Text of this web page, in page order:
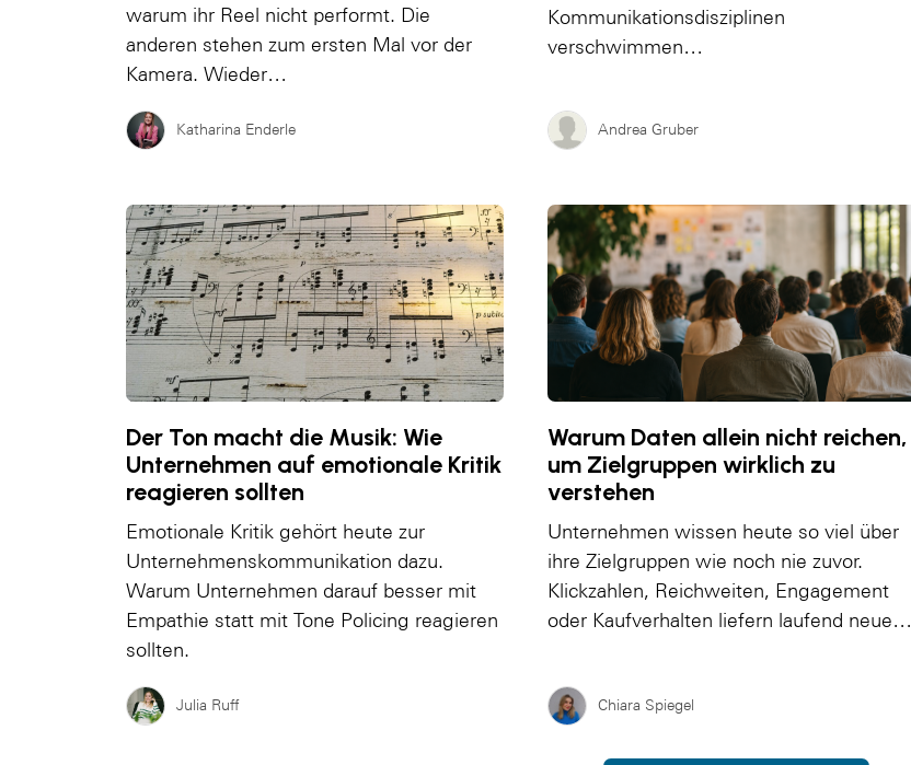
warum ihr Reel nicht performt. Die
anderen stehen zum ersten Mal vor der
Kamera. Wieder…
Katharina Enderle
Kommunikationsdisziplinen
verschwimmen…
Andrea Gruber
Der Ton macht die Musik: Wie
Unternehmen auf emotionale Kritik
reagieren sollten
Emotionale Kritik gehört heute zur
Unternehmenskommunikation dazu.
Warum Unternehmen darauf besser mit
Empathie statt mit Tone Policing reagieren
sollten.
Julia Ruff
Warum Daten allein nicht reichen,
um Zielgruppen wirklich zu
verstehen
Unternehmen wissen heute so viel über
ihre Zielgruppen wie noch nie zuvor.
Klickzahlen, Reichweiten, Engagement
oder Kaufverhalten liefern laufend neue…
Chiara Spiegel